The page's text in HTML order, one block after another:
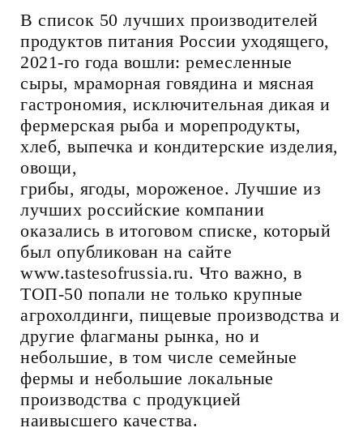
В список 50 лучших производителей
продуктов питания России уходящего,
2021-го года вошли: ремесленные
сыры, мраморная говядина и мясная
гастрономия, исключительная дикая и
фермерская рыба и морепродукты,
хлеб, выпечка и кондитерские изделия,
овощи,
грибы, ягоды, мороженое. Лучшие из
лучших российские компании
оказались в итоговом списке, который
был опубликован на сайте
www.tastesofrussia.ru. Что важно, в
ТОП-50 попали не только крупные
агрохолдинги, пищевые производства и
другие флагманы рынка, но и
небольшие, в том числе семейные
фермы и небольшие локальные
производства с продукцией
наивысшего качества.